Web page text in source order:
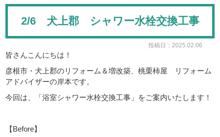
2/6 犬上郡 シャワー水栓交換工事
投稿日：2025.02.06
皆さんこんにちは！
彦根市・犬上郡のリフォーム＆増改築、桃栗柿屋 リフォーム
アドバイザーの岸本です。
今回は、「浴室シャワー水栓交換工事」をご案内いたします！
【Before】